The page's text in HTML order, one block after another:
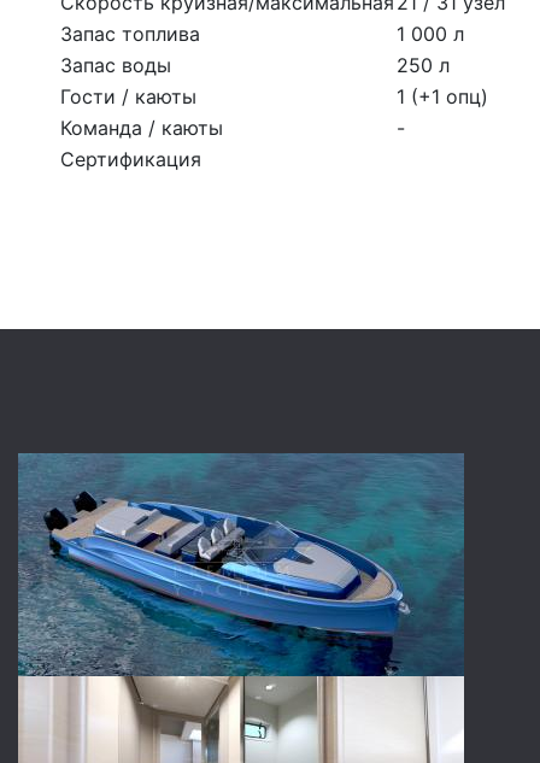
Запас топлива
1 000 л
Запас воды
250 л
Гости / каюты
1 (+1 опц)
Команда / каюты
-
Сертификация